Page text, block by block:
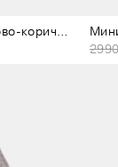
Сумка-тоут бордово-коричневая